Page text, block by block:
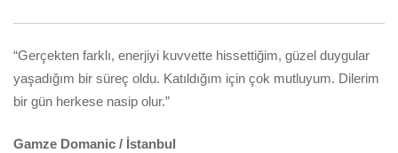
“Gerçekten farklı, enerjiyi kuvvette hissettiğim, güzel duygular
yaşadığım bir süreç oldu. Katıldığım için çok mutluyum. Dilerim
bir gün herkese nasip olur.”
Gamze Domanic / İstanbul